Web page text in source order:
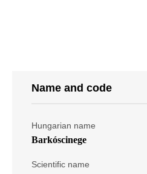
Name and code
Hungarian name
Barkóscinege
Scientific name